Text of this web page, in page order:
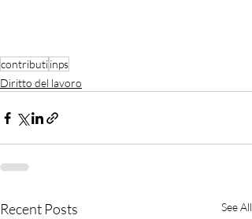
contributiinps
Diritto del lavoro
Recent Posts See All